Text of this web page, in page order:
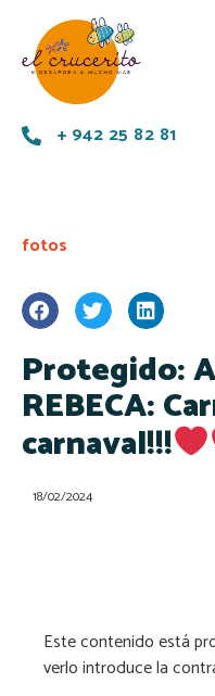
+ 942 25 82 81
fotos
Protegido:
REBECA:
carnaval!!!
18/02/2024
Este contenido está
verlo introduce la